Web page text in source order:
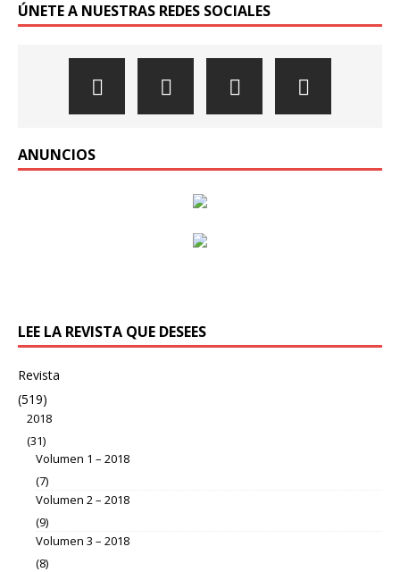
ÚNETE A NUESTRAS REDES SOCIALES
ANUNCIOS
LEE LA REVISTA QUE DESEES
Revista
(519)
2018
(31)
Volumen 1 – 2018
(7)
Volumen 2 – 2018
(9)
Volumen 3 – 2018
(8)